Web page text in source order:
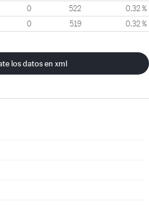
0 522 0,32 %
0 519 0,32 %
los datos en xml